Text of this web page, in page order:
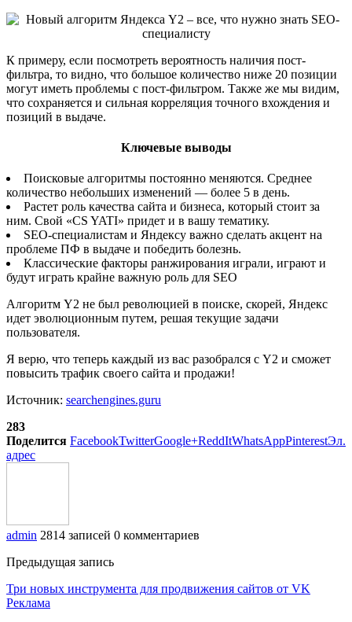
К примеру, если посмотреть вероятность наличия пост-
фильтра, то видно, что большое количество ниже 20 позиции
могут иметь проблемы с пост-фильтром. Также же мы видим,
что сохраняется и сильная корреляция точного вхождения и
позиций в выдаче.
Ключевые выводы
Поисковые алгоритмы постоянно меняются. Среднее
количество небольших изменений — более 5 в день.
Растет роль качества сайта и бизнеса, который стоит за
ним. Свой «CS YATI» придет и в вашу тематику.
SEO-специалистам и Яндексу важно сделать акцент на
проблеме ПФ в выдаче и победить болезнь.
Классические факторы ранжирования играли, играют и
будут играть крайне важную роль для SEO
Алгоритм Y2 не был революцией в поиске, скорей, Яндекс
идет эволюционным путем, решая текущие задачи
пользователя.
Я верю, что теперь каждый из вас разобрался с Y2 и сможет
повысить трафик своего сайта и продажи!
Источник: searchengines.guru
283
Поделится FacebookTwitterGoogle+ReddItWhatsAppPinterestЭл.
адрес
admin 2814 записей 0 комментариев
Предыдущая запись
Три новых инструмента для продвижения сайтов от VK
Реклама